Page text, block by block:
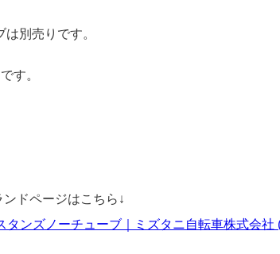
別売りです。
す。
ンドページはこちら↓
タンズノーチューブ｜ミズタニ自転車株式会社